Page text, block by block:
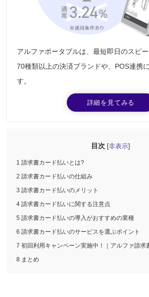
アルファポータブルは、最短即日のスピー
70種類以上の決済ブランドや、POS連携
す。
詳細を見てみる
目次 [非表示]
1 請求書カード払いとは?
2 請求書カード払いの仕組み
3 請求書カード払いのメリット
4 請求書カード払いに関する注意点
5 請求書カード払いの導入がおすすめの業種
6 請求書カード払いのサービスを選ぶポイント
7 初回利用キャンペーン実施中！｜アルファ請求
8 まとめ